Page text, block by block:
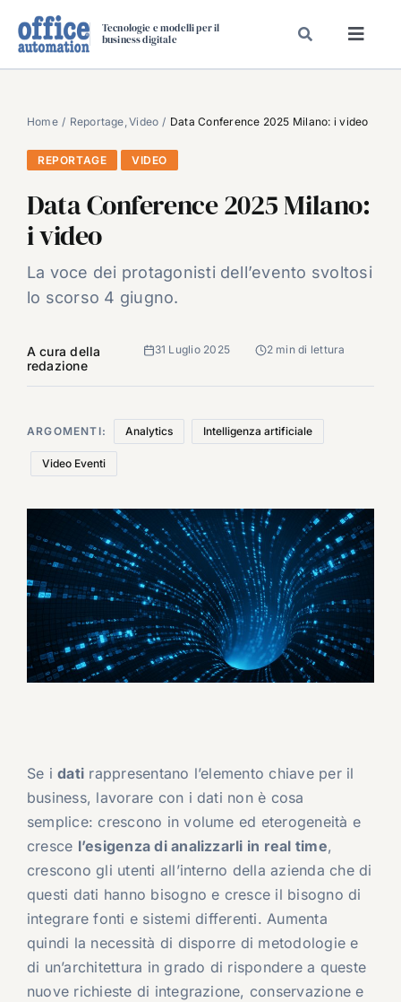
Tecnologie e modelli per il
business digitale
SPECIAL PAPER
TAVOLE ROTONDE DI REDAZIONE
CARRIERE
VIDEO
EVENTI
Home Reportage Video Data Conference 2025 Milano: i video
REPORTAGE VIDEO
Data Conference 2025 Milano:
i video
La voce dei protagonisti dell’evento svoltosi
lo scorso 4 giugno.
A cura della
redazione
31 Luglio 2025 2 min di lettura
ARGOMENTI: Analytics Intelligenza artificiale
Video Eventi
Se idati rappresentano l’elemento chiave per il
business, lavorare con i dati non è cosa
semplice: crescono in volume ed eterogeneità e
cresce l’esigenza di analizzarli in real time,
crescono gli utenti all’interno della azienda che di
questi dati hanno bisogno e cresce il bisogno di
integrare fonti e sistemi differenti. Aumenta
quindi la necessità di disporre di metodologie e
di un’architettura in grado di rispondere a queste
nuove richieste di integrazione, conservazione e